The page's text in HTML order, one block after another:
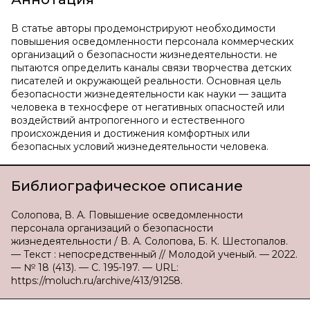
В статье авторы продемонстрируют необходимости
повышения осведомленности персонала коммерческих
организаций о безопасности жизнедеятельности. не
пытаются определить каналы связи творчества детских
писателей и окружающей реальности. Основная цель
безопасности жизнедеятельности как науки — защита
человека в техносфере от негативных опасностей или
воздействий антропогенного и естественного
происхождения и достижения комфортных или
безопасных условий жизнедеятельности человека.
Библиографическое описание
Солопова, В. А. Повышение осведомленности
персонала организаций о безопасности
жизнедеятельности / В. А. Солопова, Б. К. Шестопалов.
— Текст : непосредственный // Молодой ученый. — 2022.
— № 18 (413). — С. 195-197. — URL:
https://moluch.ru/archive/413/91258.